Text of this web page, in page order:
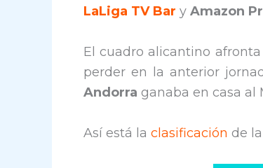
LaLiga TV Bar y Amazon
El cuadro alicantino
perder en la anterior
Andorra ganaba en casa al
Así está la clasificación de